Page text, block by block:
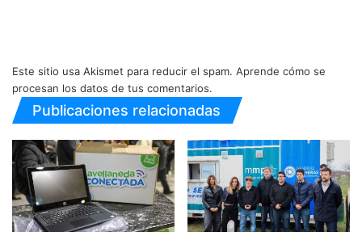
Este sitio usa Akismet para reducir el spam. Aprende cómo se
procesan los datos de tus comentarios.
Publicaciones relacionadas